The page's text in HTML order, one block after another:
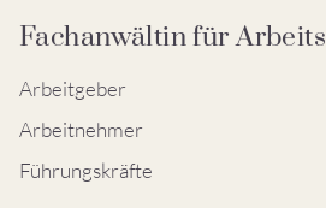
Fachanwältin für
Arbeitgeber
Arbeitnehmer
Führungskräfte